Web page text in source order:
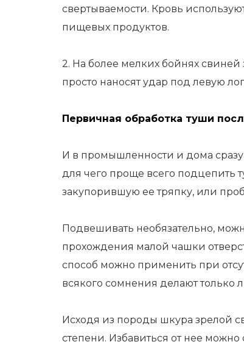
свертываемости. Кровь
пищевых продуктов.
2. На более мелких бойнях
просто наносят удар под левую
Первичная обработка туши
И в промышленности и дома сразу
для чего проще всего подцепить
закупорившую ее тряпку, или
Подвешивать необязательно,
прохождения малой чашки
способ можно применить при
всякого сомнения делают только
Исходя из породы шкура зрелой
степени. Избавиться от нее